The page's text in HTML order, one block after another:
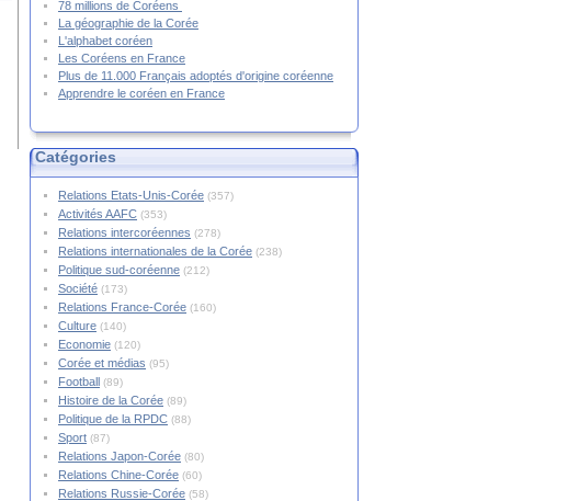
78 millions de Coréens
La géographie de la Corée
L'alphabet coréen
Les Coréens en France
Plus de 11.000 Français adoptés d'origine coréenne
Apprendre le coréen en France
Catégories
Relations Etats-Unis-Corée (357)
Activités AAFC (353)
Relations intercoréennes (278)
Relations internationales de la Corée (238)
Politique sud-coréenne (212)
Société (173)
Relations France-Corée (160)
Culture (140)
Economie (120)
Corée et médias (95)
Football (89)
Histoire de la Corée (89)
Politique de la RPDC (88)
Sport (87)
Relations Japon-Corée (80)
Relations Chine-Corée (60)
Relations Russie-Corée (58)